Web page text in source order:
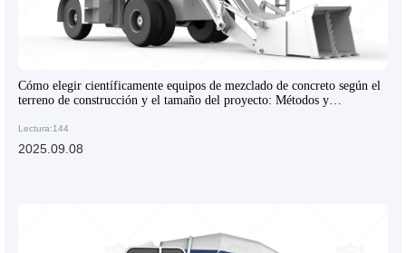
Cómo elegir científicamente equipos de mezclado de concreto según el
terreno de construcción y el tamaño del proyecto: Métodos y
Lectura:144
2025.09.08